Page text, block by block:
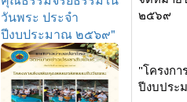
วันพระ ประจำ
ปีงบประมาณ ๒๕๖๙"
๒๕๖๙
"โครงก
ปีงบปร